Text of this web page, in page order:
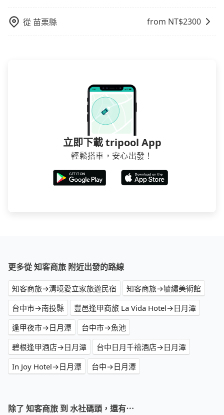
會遇到明明已經預約了時間但上一位用戶卻遲遲尚未歸
還，又或者要還車時卻偏偏找不到停車位，對於急著用
擇。
從 苗栗縣 from NT$2300
立即下載 tripool App
輕鬆搭車，安心出發！
更多從 知客商旅 附近出發的路線
知客商旅→清境愛立家旅遊民宿
知客商旅→毓繡美術館
台中市→南投縣
豐邑逢甲商旅 La Vida Hotel→日月潭
逢甲夜市→日月潭
台中市→魚池
碧根逢甲酒店→日月潭
台中日月千禧酒店→日月潭
In Joy Hotel→日月潭
台中→日月潭
除了 知客商旅 到 水社碼頭，還有⋯